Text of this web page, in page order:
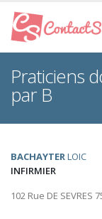
Praticiens
par B
BACHAYTERLOIC
INFIRMIER
102 Rue DE SEVRES